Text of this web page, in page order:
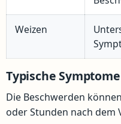
Weizen
Typische Symptome
Die Beschwerden
oder Stunden nach dem